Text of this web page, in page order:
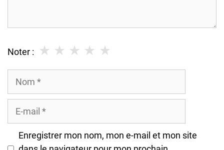
Noter : ★
★
★
★
★
Nom
Enregistrer mon nom, mon e-mail et mon site